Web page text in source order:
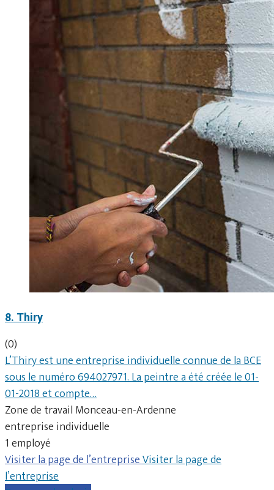
8. Thiry
(0)
L’Thiry est une entreprise individuelle connue de la BCE
sous le numéro 694027971. La peintre a été créée le 01-
01-2018 et compte…
Zone de travail Monceau-en-Ardenne
entreprise individuelle
1 employé
Visiter la page de l’entrepriseVisiter la page de
l’entreprise